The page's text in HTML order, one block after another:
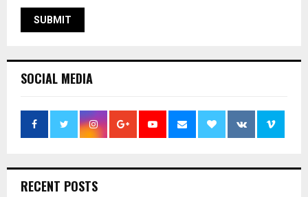
SOCIAL MEDIA
RECENT POSTS